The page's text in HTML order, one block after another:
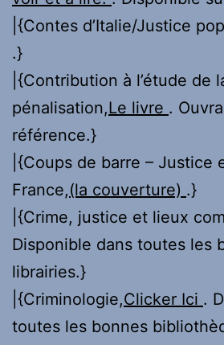
|{Contes d’Italie/Justice
.}
|{Contribution à l’étude de
pénalisation,Le livre .
référence.}
|{Coups de barre – Justice
France,(la couverture) .}
|{Crime, justice et lieux
Disponible dans toutes les
librairies.}
|{Criminologie,Clicker Ici .
toutes les bonnes